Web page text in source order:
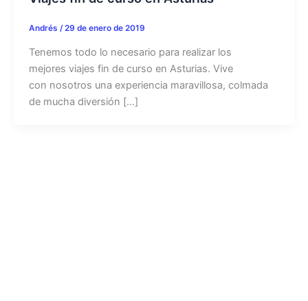
Andrés /29 de enero de 2019
Tenemos todo lo necesario para realizar los
mejores viajes fin de curso en Asturias. Vive
con nosotros una experiencia maravillosa, colmada
de mucha diversión […]